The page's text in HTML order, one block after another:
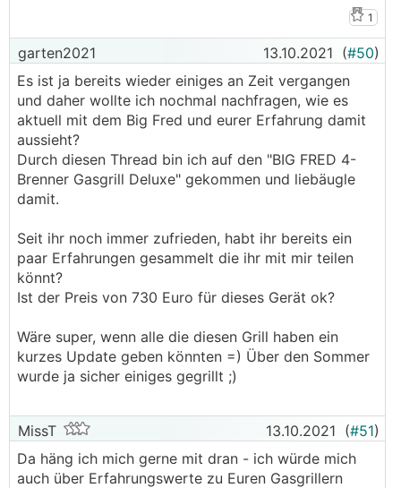
1
garten2021 13.10.2021 (#50)
Es ist ja bereits wieder einiges an Zeit vergangen
und daher wollte ich nochmal nachfragen, wie es
aktuell mit dem Big Fred und eurer Erfahrung damit
aussieht?
Durch diesen Thread bin ich auf den "BIG FRED 4-
Brenner Gasgrill Deluxe" gekommen und liebäugle
damit.
Seit ihr noch immer zufrieden, habt ihr bereits ein
paar Erfahrungen gesammelt die ihr mit mir teilen
könnt?
Ist der Preis von 730 Euro für dieses Gerät ok?
Wäre super, wenn alle die diesen Grill haben ein
kurzes Update geben könnten =) Über den Sommer
wurde ja sicher einiges gegrillt ;)
MissT 13.10.2021 (#51)
Da häng ich mich gerne mit dran - ich würde mich
auch über Erfahrungswerte zu Euren Gasgrillern